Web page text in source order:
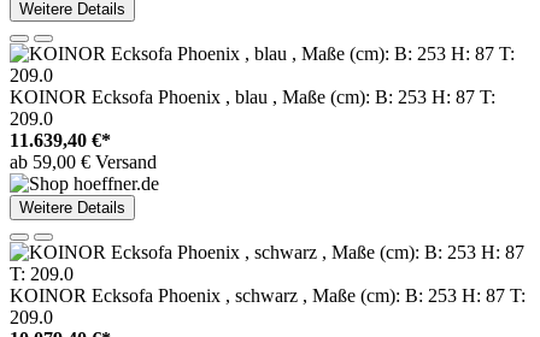
Weitere Details
KOINOR Ecksofa Phoenix , blau , Maße (cm): B: 253 H: 87 T:
209.0
11.639,40 €*
ab 59,00 € Versand
Weitere Details
KOINOR Ecksofa Phoenix , schwarz , Maße (cm): B: 253 H: 87 T:
209.0